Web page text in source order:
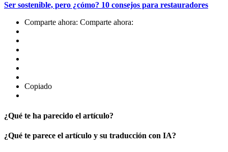
Ser sostenible, pero ¿cómo? 10 consejos para restauradores
Comparte ahora: Comparte ahora:
Copiado
¿Qué te ha parecido el artículo?
¿Qué te parece el artículo y su traducción con IA?